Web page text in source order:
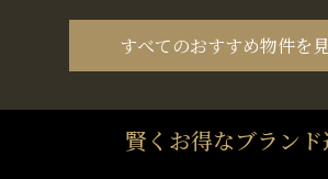
すべてのおすすめ物件を
賢くお得なブラン